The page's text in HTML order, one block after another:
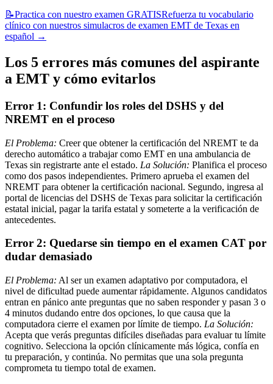
📝Practica con nuestro examen GRATISRefuerza tu vocabulario
clínico con nuestros simulacros de examen EMT de Texas en
español →
Los 5 errores más comunes del aspirante
a EMT y cómo evitarlos
Error 1: Confundir los roles del DSHS y del
NREMT en el proceso
El Problema: Creer que obtener la certificación del NREMT te da
derecho automático a trabajar como EMT en una ambulancia de
Texas sin registrarte ante el estado. La Solución: Planifica el proceso
como dos pasos independientes. Primero aprueba el examen del
NREMT para obtener la certificación nacional. Segundo, ingresa al
portal de licencias del DSHS de Texas para solicitar la certificación
estatal inicial, pagar la tarifa estatal y someterte a la verificación de
antecedentes.
Error 2: Quedarse sin tiempo en el examen CAT por
dudar demasiado
El Problema: Al ser un examen adaptativo por computadora, el
nivel de dificultad puede aumentar rápidamente. Algunos candidatos
entran en pánico ante preguntas que no saben responder y pasan 3 o
4 minutos dudando entre dos opciones, lo que causa que la
computadora cierre el examen por límite de tiempo. La Solución:
Acepta que verás preguntas difíciles diseñadas para evaluar tu límite
cognitivo. Selecciona la opción clínicamente más lógica, confía en
tu preparación, y continúa. No permitas que una sola pregunta
comprometa tu tiempo total de examen.